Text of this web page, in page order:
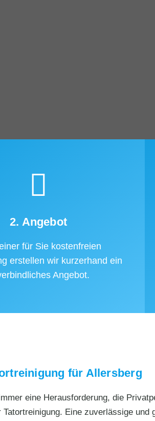
2. Angebot
für Sie kostenfreien
erstellen wir kurzerhand ein
Angebot.
für Allersberg
eine Herausforderung, die
Eine zuverlässige und